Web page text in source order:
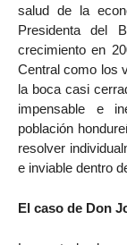
salud de la
Presidenta del
crecimiento en
Central como los
la boca casi
impensable e
población
resolver
e inviable dentro
El caso de Don